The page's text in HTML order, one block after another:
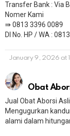
​Transfer Bank : Via
Nomer Kami
⇛ 0813 3396 0089
DI No. HP / WA :
January 9, 2026 at
Obat
Jual Obat Aborsi
Mengugurkan
alami dalam